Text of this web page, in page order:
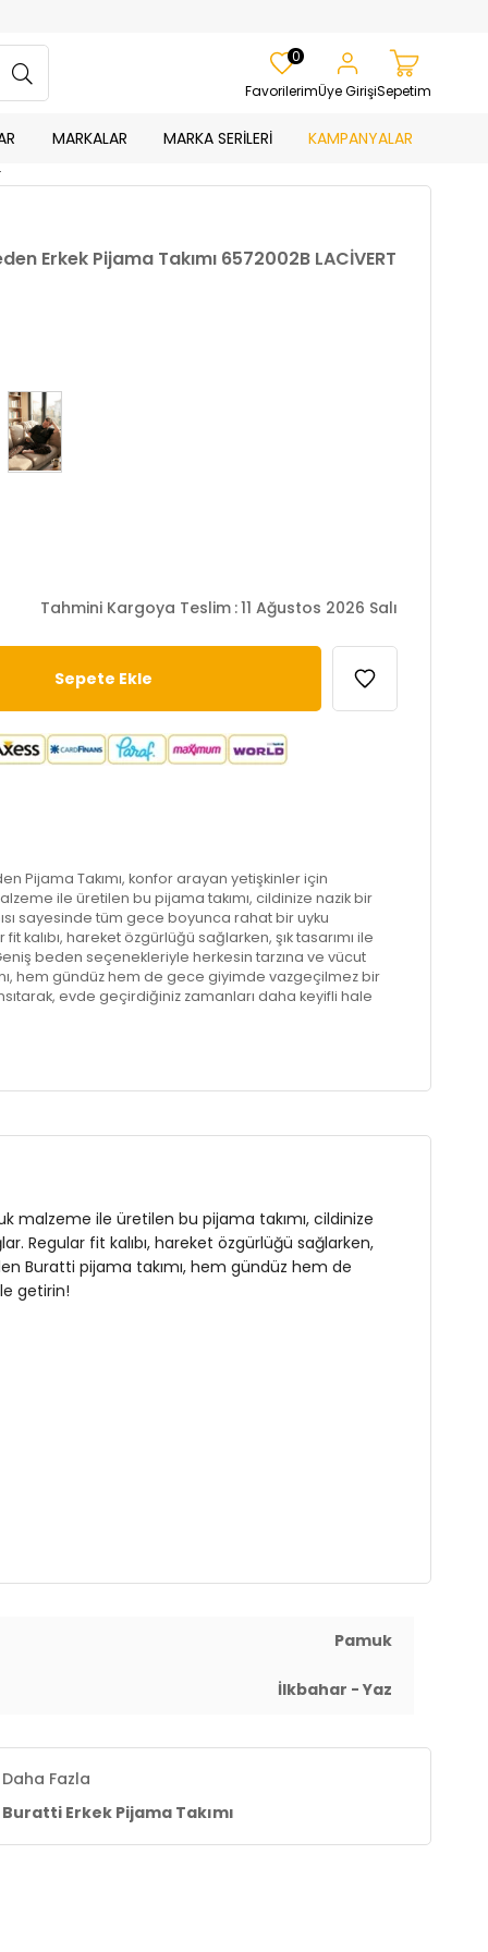
Favorilerim
0
Üye GirişiSepetim
MARKALAR MARKA SERİLERİ KAMPANYALAR
Erkek Pijama Takımı 6572002B LACİVERT
Tahmini Kargoya Teslim :11 Ağustos 2026 Salı
Pijama Takımı, konfor arayan yetişkinler için
ile üretilen bu pijama takımı, cildinize nazik bir
sayesinde tüm gece boyunca rahat bir uyku
kalıbı, hareket özgürlüğü sağlarken, şık tasarımı ile
Geniş beden seçenekleriyle herkesin tarzına ve vücut
hem gündüz hem de gece giyimde vazgeçilmez bir
evde geçirdiğiniz zamanları daha keyifli hale
malzeme ile üretilen bu pijama takımı, cildinize
Regular fit kalıbı, hareket özgürlüğü sağlarken,
Buratti pijama takımı, hem gündüz hem de
getirin!
Pamuk
İlkbahar - Yaz
Daha Fazla
Buratti Erkek Pijama Takımı